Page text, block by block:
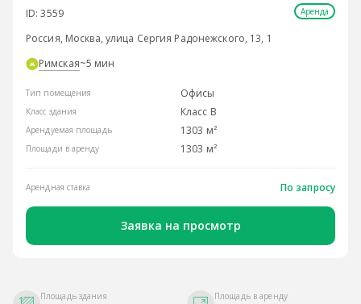
ID: 3559 Аренда
Россия, Москва, улица Сергия Радонежского, 13, 1
Римская~5 мин
Тип помещения Офисы
Класс здания Класс B
Арендуемая площадь 1303 м²
Площади в аренду 1303 м²
Арендная ставка По запросу
Заявка на просмотр
Площадь здания Площадь в аренду